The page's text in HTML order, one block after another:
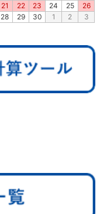
21 22 23 24 25
26
28 29 30 1 2 3